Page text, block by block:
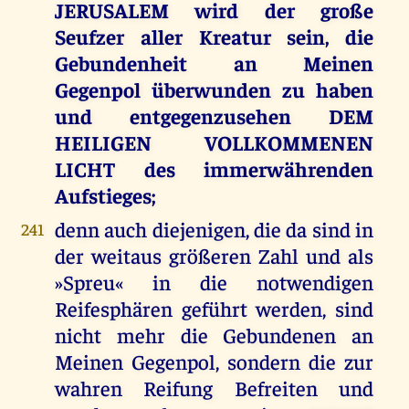
JERUSALEM wird der große
Seufzer aller Kreatur sein, die
Gebundenheit an Meinen
Gegenpol überwunden zu haben
und entgegenzusehen DEM
HEILIGEN VOLLKOMMENEN
LICHT des immerwährenden
Aufstieges;
241 denn auch diejenigen, die da sind in
der weitaus größeren Zahl und als
»Spreu« in die notwendigen
Reifesphären geführt werden, sind
nicht mehr die Gebundenen an
Meinen Gegenpol, sondern die zur
wahren Reifung Befreiten und